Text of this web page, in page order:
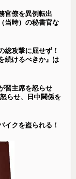
官僚を異例転出
当時）の秘書官な
総攻撃に屈せず！
続けるべきか』は
習主席を怒らせ
らせ、日中関係を
イクを盗られる！